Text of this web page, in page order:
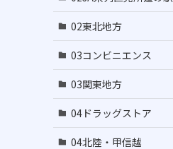
02東北地方
03コンビニエンス
03関東地方
04ドラッグストア
04北陸・甲信越